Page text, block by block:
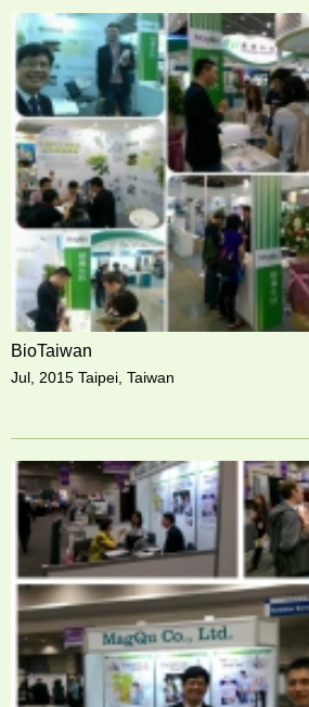
BioTaiwan
Jul, 2015 Taipei, Taiwan